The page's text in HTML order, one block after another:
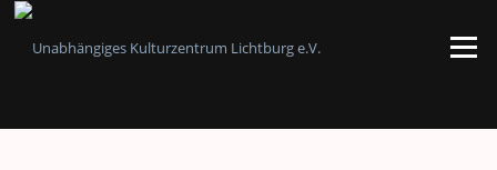
Zum
springen
Menü